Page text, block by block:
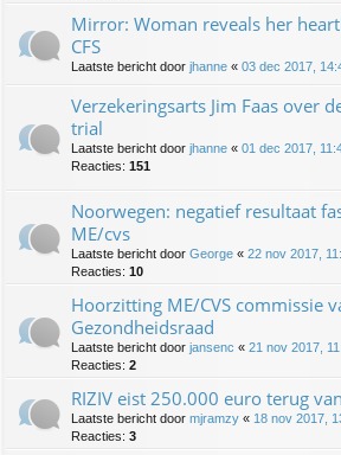
Mirror: Woman reveals her
CFS
Laatste bericht door jhanne « 03 dec 2017,
Verzekeringsarts Jim Faas over
trial
Laatste bericht door jhanne « 01 dec 2017,
Reacties: 151
Noorwegen: negatief resultaat
ME/cvs
Laatste bericht door George « 22 nov 2017,
Reacties: 10
Hoorzitting ME/CVS commissie
Gezondheidsraad
Laatste bericht door jansenc « 21 nov 2017,
Reacties: 2
RIZIV eist 250.000 euro terug
Laatste bericht door mjramzy « 18 nov 2017,
Reacties: 3